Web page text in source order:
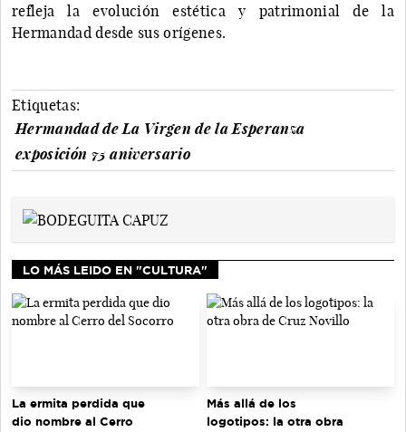
refleja la evolución estética y patrimonial de la
Hermandad desde sus orígenes.
Etiquetas:
Hermandad de La Virgen de la Esperanza
exposición 75 aniversario
LO MÁS LEIDO EN "CULTURA"
La ermita perdida que
dio nombre al Cerro
Más allá de los
logotipos: la otra obra